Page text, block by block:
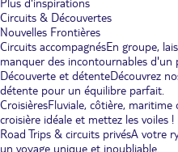
Plus d'inspirations
Circuits & Découvertes
Nouvelles Frontières
Circuits accompagnésEn groupe,
manquer des incontournables d'un
Découverte et détenteDécouvrez
détente pour un équilibre parfait.
CroisièresFluviale, côtière,
croisière idéale et mettez les voiles !
Road Trips & circuits privésA votre
un voyage unique et inoubliable.